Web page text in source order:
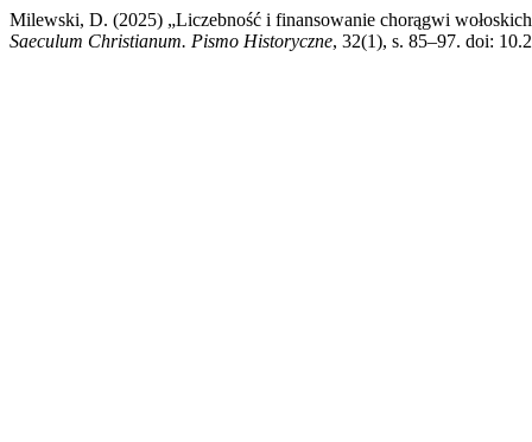
Milewski, D. (2025) „Liczebność i finansowanie chorągwi
Saeculum Christianum. Pismo Historyczne, 32(1), s. 85–97. doi: